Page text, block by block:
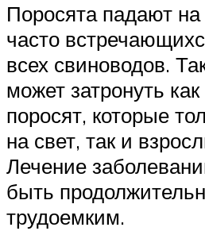
Поросята падают на
часто
всех свиноводов.
может затронуть
поросят, которые
на свет, так и
Лечение
быть
трудоемким.